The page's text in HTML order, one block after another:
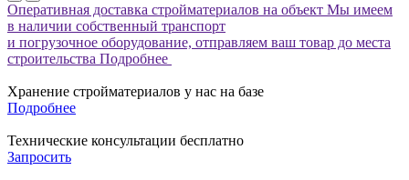
Оперативная доставка стройматериалов на объект Мы имеем
в наличии собственный транспорт
и погрузочное оборудование, отправляем ваш товар до места
строительства Подробнее
Хранение стройматериалов у нас на базе
Подробнее
Технические консультации бесплатно
Запросить